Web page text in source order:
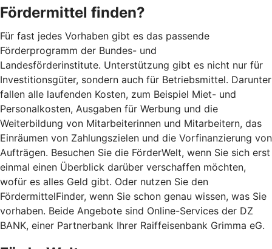
Fördermittel finden?
Für fast jedes Vorhaben gibt es das passende
Förderprogramm der Bundes- und
Landesförderinstitute. Unterstützung gibt es nicht nur für
Investitionsgüter, sondern auch für Betriebsmittel. Darunter
fallen alle laufenden Kosten, zum Beispiel Miet- und
Personalkosten, Ausgaben für Werbung und die
Weiterbildung von Mitarbeiterinnen und Mitarbeitern, das
Einräumen von Zahlungszielen und die Vorfinanzierung von
Aufträgen. Besuchen Sie die FörderWelt, wenn Sie sich erst
einmal einen Überblick darüber verschaffen möchten,
wofür es alles Geld gibt. Oder nutzen Sie den
FördermittelFinder, wenn Sie schon genau wissen, was Sie
vorhaben. Beide Angebote sind Online-Services der DZ
BANK, einer Partnerbank Ihrer Raiffeisenbank Grimma eG.